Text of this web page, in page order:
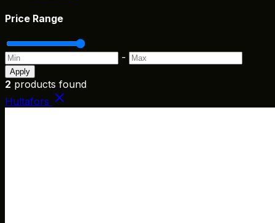
Price Range
-
Apply
2 products found
Hultafors